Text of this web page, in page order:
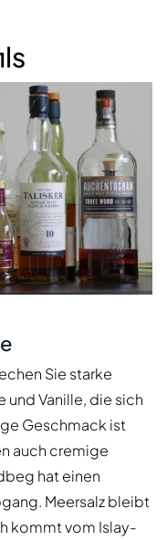
Sie starke
und Vanille, die sich
Geschmack ist
auch cremige
hat einen
Meersalz bleibt
kommt vom Islay-